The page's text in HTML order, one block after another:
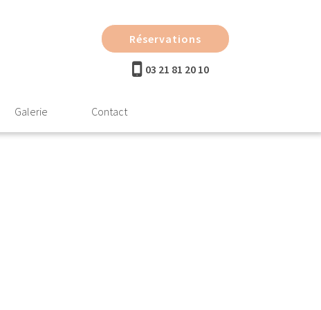
Galerie Contact
Réservations
03 21 81 20 10